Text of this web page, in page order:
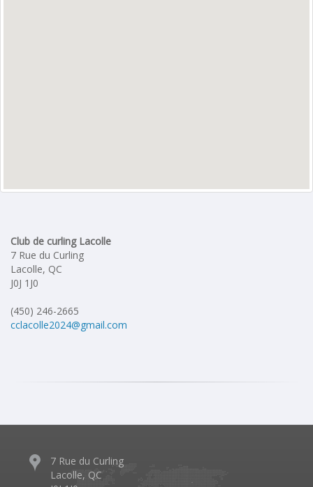
Club de curling Lacolle
7 Rue du Curling
Lacolle, QC
J0J 1J0
(450) 246-2665
cclacolle2024@gmail.com
7 Rue du Curling
Lacolle, QC